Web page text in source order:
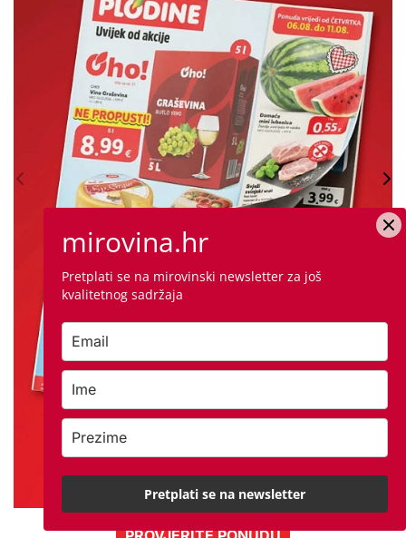
mirovina.hr
Pretplati se na mirovinski newsletter za još
kvalitetnog sadržaja
Pretplati se na newsletter